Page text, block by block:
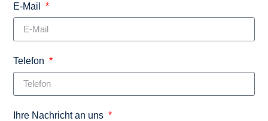
E-Mail
Telefon
Ihre Nachricht an uns